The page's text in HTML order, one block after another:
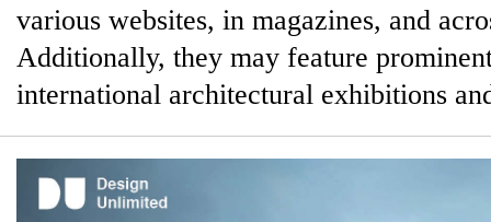
various websites, in magazines, and
Additionally, they may feature
international architectural exhibitions